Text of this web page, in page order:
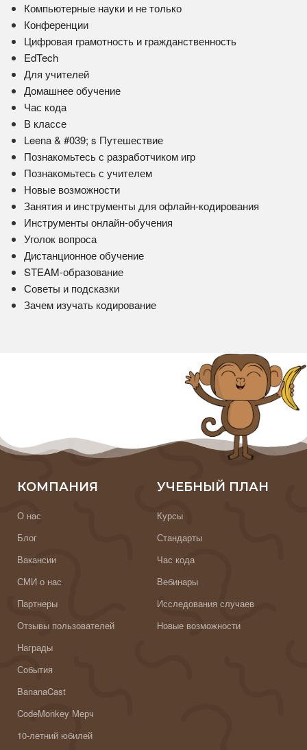
Компьютерные науки и не только
Конференции
Цифровая грамотность и гражданственность
EdTech
Для учителей
Домашнее обучение
Час кода
В классе
Leena & #039; s Путешествие
Познакомьтесь с разработчиком игр
Познакомьтесь с учителем
Новые возможности
Занятия и инструменты для офлайн-кодирования
Инструменты онлайн-обучения
Уголок вопроса
Дистанционное обучение
STEAM-образование
Советы и подсказки
Зачем изучать кодирование
КОМПАНИЯ
О нас
Блог
Вакансии
СМИ о нас
Партнеры
Отзывы пользователей
Награды
События
BananaCast
CodeMonkey Мерч
10-летний юбилей
УЧЕБНЫЙ ПЛАН
Курсы
Стандарты
Час кода
Вебинары
Исследования случаев
Новые возможности